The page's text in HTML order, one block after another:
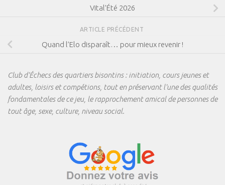
Vital’Été 2026
ARTICLE PRÉCÉDENT
Quand l’Elo disparaît… pour mieux revenir !
Club d'Échecs des quartiers bisontins : initiation, cours jeunes et
adultes, loisirs et compétions, tout en préservant l'une des qualités
fondamentales de ce jeu, le rapprochement amical de personnes de
tout âge, sexe, culture, niveau social.